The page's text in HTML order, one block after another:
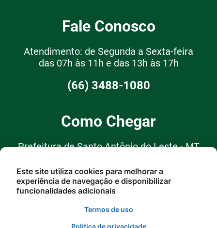
Fale Conosco
Atendimento: de Segunda a Sexta-feira
das 07h às 11h e das 13h às 17h
(66) 3488-1080
Como Chegar
Prefeitura de Santo Antônio do Leste - MT
R. Garças, 62, Santo Antônio do
Leste - MT, 78628-000
Este site utiliza cookies para melhorar a
experiência de navegação e disponibilizar
funcionalidades adicionais
Termos de uso
Política de privacidade